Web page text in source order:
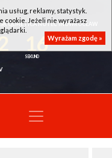
QEMETICA NOTEĆ INOWROCŁAW
16
usług, reklamy, statystyk.
cookie. Jeżeli nie wyrażasz
Wyrażam zgodę »